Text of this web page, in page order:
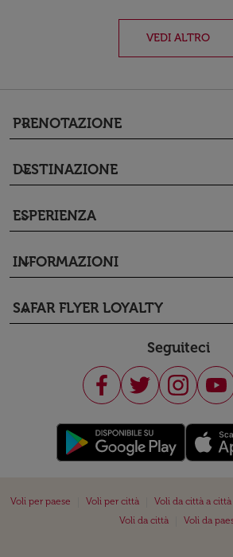
VEDI ALTRO
PRENOTAZIONE
keyboard_arrow_down
DESTINAZIONE
keyboard_arrow_down
ESPERIENZA
keyboard_arrow_down
INFORMAZIONI
keyboard_arrow_down
SAFAR FLYER LOYALTY
keyboard_arrow_down
Seguiteci
Voli per paese Voli per città Voli da città a città
Voli da città
Voli da